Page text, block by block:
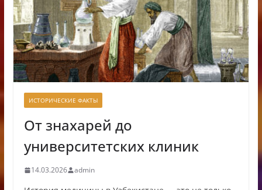
ИСТОРИЧЕСКИЕ ФАКТЫ
От знахарей до
университетских клиник
14.03.2026 admin